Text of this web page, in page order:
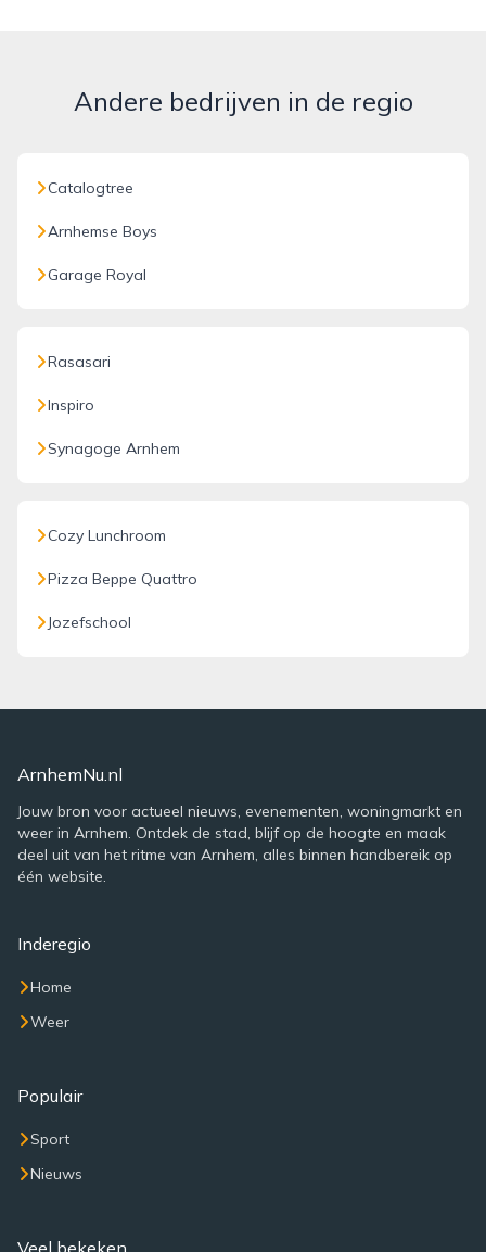
Andere bedrijven in de regio
Catalogtree
Arnhemse Boys
Garage Royal
Rasasari
Inspiro
Synagoge Arnhem
Cozy Lunchroom
Pizza Beppe Quattro
Jozefschool
ArnhemNu.nl
Jouw bron voor actueel nieuws, evenementen, woningmarkt en
weer in Arnhem. Ontdek de stad, blijf op de hoogte en maak
deel uit van het ritme van Arnhem, alles binnen handbereik op
één website.
Inderegio
Home
Weer
Populair
Sport
Nieuws
Veel bekeken